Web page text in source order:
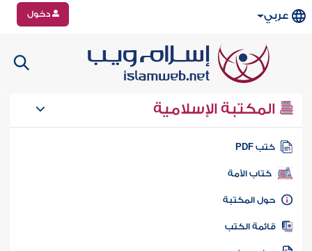
عربي دخول
المكتبة الإسلامية
كتب PDF
كتاب الأمة
المكتبة